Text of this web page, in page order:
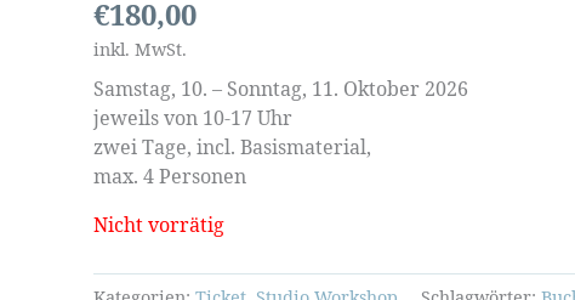
€180,00
inkl. MwSt.
Samstag, 10. – Sonntag, 11. Oktober 2026
jeweils von 10-17 Uhr
zwei Tage, incl. Basismaterial,
max. 4 Personen
Nicht vorrätig